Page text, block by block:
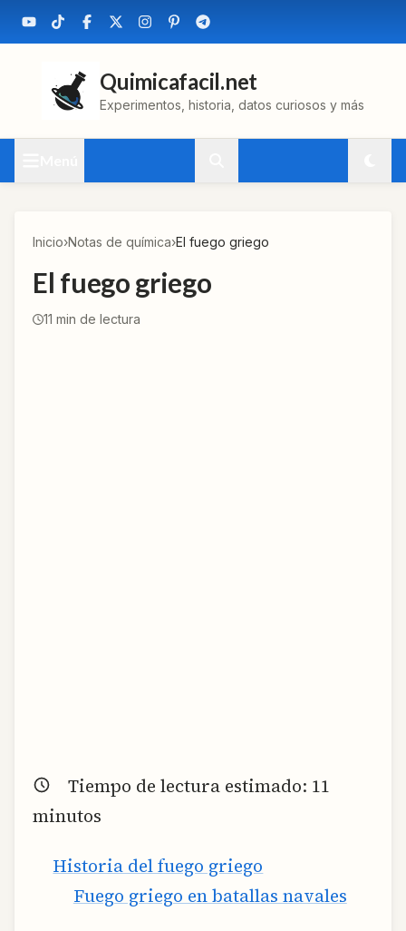
Quimicafacil.net
Experimentos, historia, datos curiosos y más
Inicio›Notas de química›El fuego griego
El fuego griego
11 min de lectura
Tiempo de lectura estimado: 11
minutos
Historia del fuego griego
Fuego griego en batallas navales